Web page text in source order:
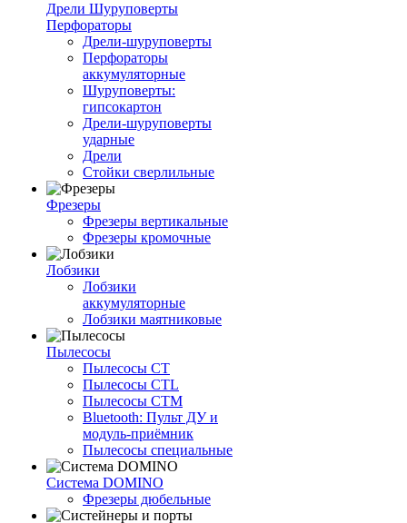
Дрели Шуруповерты
Перфораторы
Дрели-шуруповерты
Перфораторы
аккумуляторные
Шуруповерты:
гипсокартон
Дрели-шуруповерты
ударные
Дрели
Стойки сверлильные
Фрезеры
Фрезеры вертикальные
Фрезеры кромочные
Лобзики
Лобзики
аккумуляторные
Лобзики маятниковые
Пылесосы
Пылесосы CT
Пылесосы CTL
Пылесосы CTM
Bluetooth: Пульт ДУ и
модуль-приёмник
Пылесосы специальные
Система DOMINO
Фрезеры дюбельные